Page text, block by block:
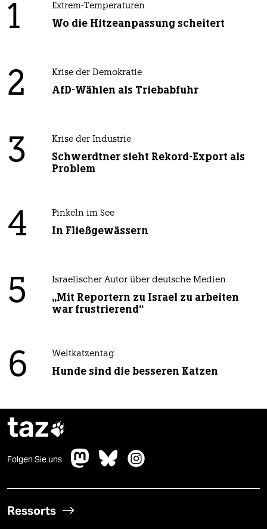
1 Extrem-Temperaturen
Wo die Hitzeanpassung scheitert
2 Krise der Demokratie
AfD-Wählen als Triebabfuhr
3 Krise der Industrie
Schwerdtner sieht Rekord-Export als
Problem
4 Pinkeln im See
In Fließgewässern
5 Israelischer Autor über deutsche Medien
„Mit Reportern zu Israel zu arbeiten
war frustrierend“
6 Weltkatzentag
Hunde sind die besseren Katzen
taz
Folgen Sie uns
Ressorts